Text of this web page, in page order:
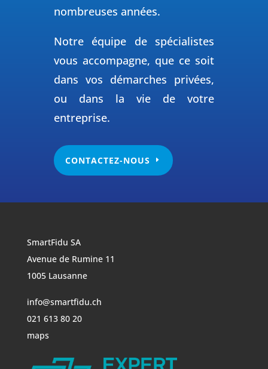
nombreuses années.
Notre équipe de spécialistes
vous accompagne, que ce soit
dans vos démarches privées,
ou dans la vie de votre
entreprise.
CONTACTEZ-NOUS
SmartFidu SA
Avenue de Rumine 11
1005 Lausanne
info@smartfidu.ch
021 613 80 20
maps